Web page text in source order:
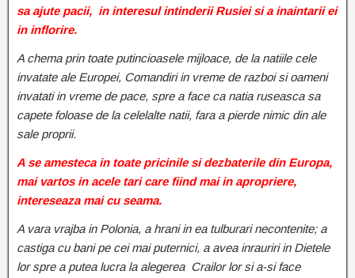
sa ajute pacii, in interesul intinderii Rusiei si a inaintarii ei
in inflorire.
A chema prin toate putincioasele mijloace, de la natiile cele
invatate ale Europei, Comandiri in vreme de razboi si oameni
invatati in vreme de pace, spre a face ca natia ruseasca sa
capete foloase de la celelalte natii, fara a pierde nimic din ale
sale proprii.
A se amesteca in toate pricinile si dezbaterile din Europa,
mai vartos in acele tari care fiind mai in apropriere,
intereseaza mai cu seama.
A vara vrajba in Polonia, a hrani in ea tulburari necontenite; a
castiga cu bani pe cei mai puternici, a avea inrauriri in Dietele
lor spre a putea lucra la alegerea Crailor lor si a-si face